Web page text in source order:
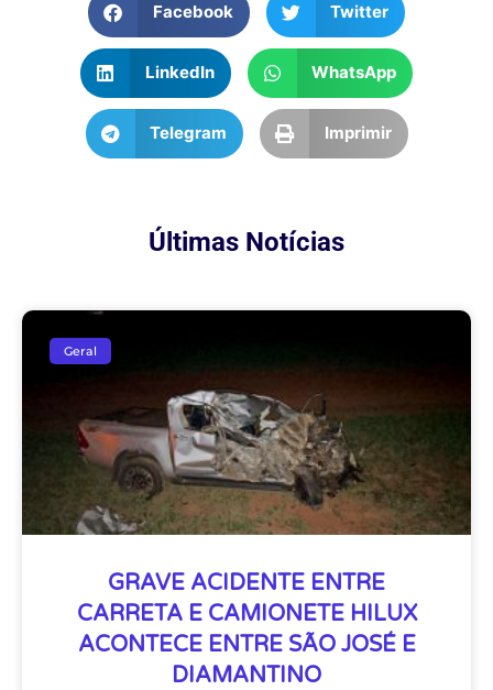
Facebook Twitter
LinkedIn WhatsApp
Telegram Imprimir
Últimas Notícias
Geral
GRAVE ACIDENTE ENTRE
CARRETA E CAMIONETE HILUX
ACONTECE ENTRE SÃO JOSÉ E
DIAMANTINO